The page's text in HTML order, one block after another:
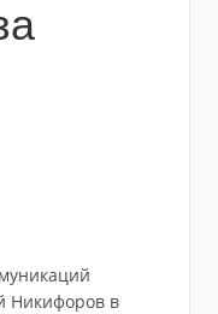
Никифоров в